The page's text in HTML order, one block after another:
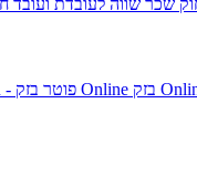
yes+FIBER - פוטר בזק Online